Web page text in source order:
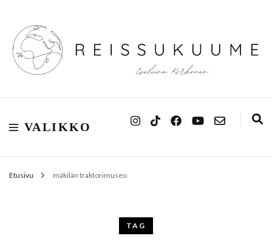
Reissukuume
VALIKKO
Etusivu mäkilän traktorimuseo
TAG